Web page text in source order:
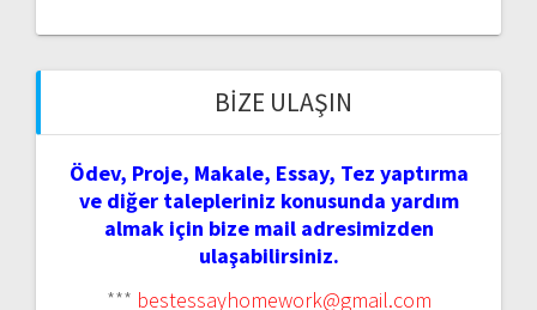
BIZE ULAŞIN
Ödev, Proje, Makale, Essay, Tez yaptırma
ve diğer talepleriniz konusunda yardım
almak için bize mail adresimizden
ulaşabilirsiniz.
*** bestessayhomework@gmail.com